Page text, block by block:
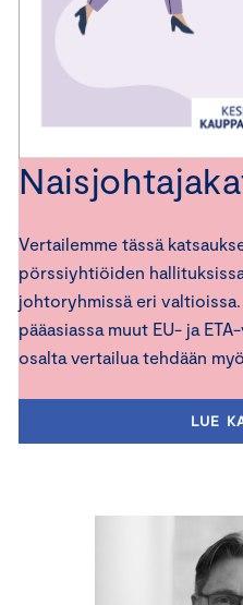
Vertailemme tässä
pörssiyhtiöiden
johtoryhmissä eri
pääasiassa muut EU- ja
osalta vertailua tehdään
LUE